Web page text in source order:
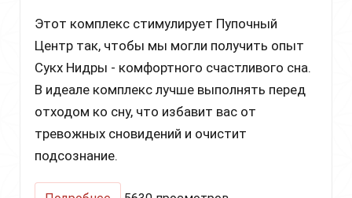
Этот комплекс стимулирует Пупочный
Центр так, чтобы мы могли получить опыт
Сукх Нидры - комфортного счастливого сна.
В идеале комплекс лучше выполнять перед
отходом ко сну, что избавит вас от
тревожных сновидений и очистит
подсознание.